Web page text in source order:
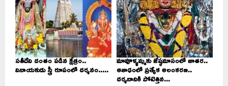
సతీదేవి దంతం పడిన క్షేత్రం..
వినాయకుడు స్త్రీ రూపంలో దర్శనం.....
మావూళ్ళమ్మకు జేష్ఠమాసంలో జాతర..
ఆశాఢంలో ప్రత్యేక అలంకరణ..
దర్శనానికి పోటెత్తిన...